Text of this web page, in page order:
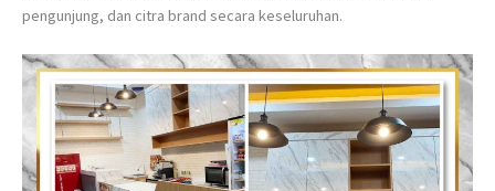
pengunjung, dan citra brand secara keseluruhan.